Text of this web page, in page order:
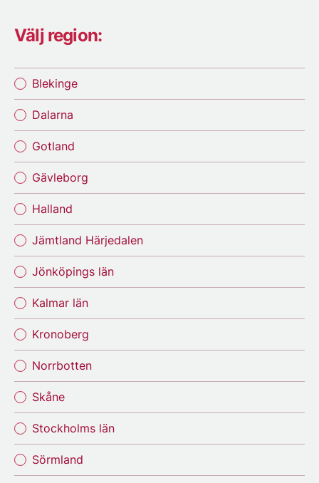
Välj region:
Blekinge
Dalarna
Gotland
Gävleborg
Halland
Jämtland Härjedalen
Jönköpings län
Kalmar län
Kronoberg
Norrbotten
Skåne
Stockholms län
Sörmland